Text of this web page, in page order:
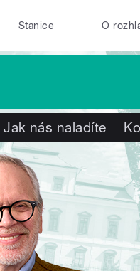
Stanice O
Jak nás naladíte